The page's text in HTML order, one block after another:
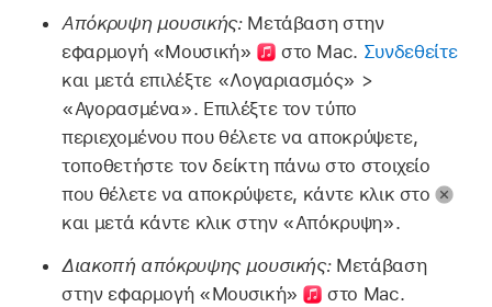
Απόκρυψη μουσικής:Μετάβαση στην
εφαρμογή «Μουσική»
στο Mac. Συνδεθείτε
και μετά επιλέξτε «Λογαριασμός» >
«Αγορασμένα». Επιλέξτε τον τύπο
περιεχομένου που θέλετε να αποκρύψετε,
τοποθετήστε τον δείκτη πάνω στο στοιχείο
που θέλετε να αποκρύψετε, κάντε κλικ στο
και μετά κάντε κλικ στην «Απόκρυψη».
Διακοπή απόκρυψης μουσικής:Μετάβαση
στην εφαρμογή «Μουσική»
στο Mac.